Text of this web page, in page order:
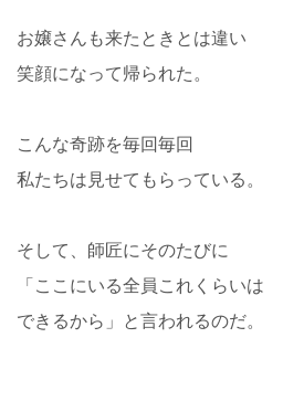
お嬢さんも来たときとは違い
笑顔になって帰られた。
こんな奇跡を毎回毎回
私たちは見せてもらっている。
そして、師匠にそのたびに
「ここにいる全員これくらいは
できるから」と言われるのだ。